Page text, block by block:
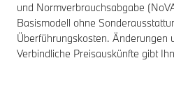
und Normverbrauchsabgabe
Basismodell ohne
Überführungskosten. Änderungen
Verbindliche Preisauskünfte gibt